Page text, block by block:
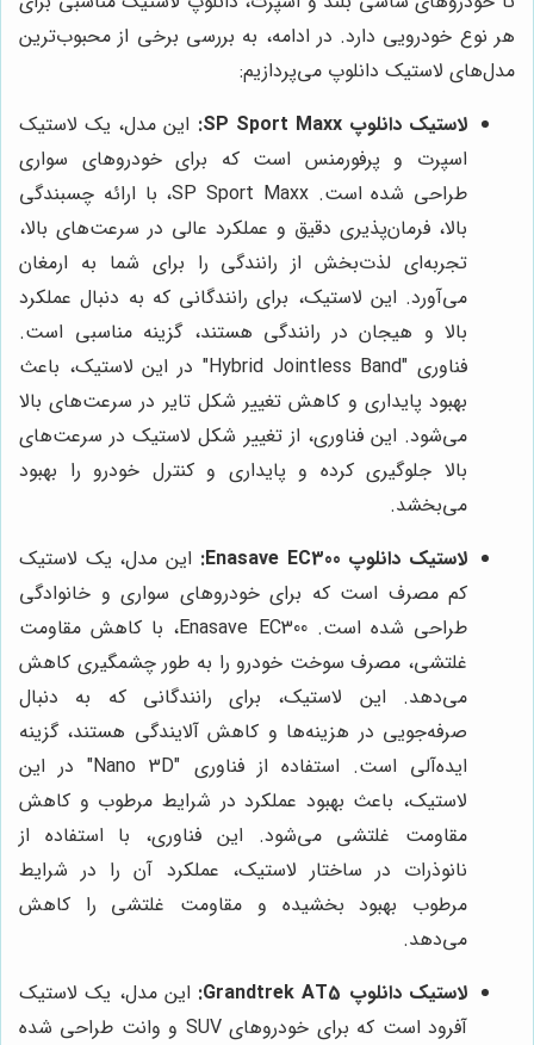
هر نوع خودرویی دارد. در ادامه، به بررسی برخی از محبوب‌ترین
مدل‌های لاستیک دانلوپ می‌پردازیم:
لاستیک دانلوپ SP Sport Maxx:
این مدل، یک لاستیک
اسپرت و پرفورمنس است که برای خودروهای سواری
طراحی شده است. SP Sport Maxx، با ارائه چسبندگی
بالا، فرمان‌پذیری دقیق و عملکرد عالی در سرعت‌های بالا،
تجربه‌ای لذت‌بخش از رانندگی را برای شما به ارمغان
می‌آورد. این لاستیک، برای رانندگانی که به دنبال عملکرد
بالا و هیجان در رانندگی هستند، گزینه مناسبی است.
فناوری "Hybrid Jointless Band" در این لاستیک، باعث
بهبود پایداری و کاهش تغییر شکل تایر در سرعت‌های بالا
می‌شود. این فناوری، از تغییر شکل لاستیک در سرعت‌های
بالا جلوگیری کرده و پایداری و کنترل خودرو را بهبود
می‌بخشد.
لاستیک دانلوپ Enasave EC300:
این مدل، یک لاستیک
کم مصرف است که برای خودروهای سواری و خانوادگی
طراحی شده است. Enasave EC300، با کاهش مقاومت
غلتشی، مصرف سوخت خودرو را به طور چشمگیری کاهش
می‌دهد. این لاستیک، برای رانندگانی که به دنبال
صرفه‌جویی در هزینه‌ها و کاهش آلایندگی هستند، گزینه
ایده‌آلی است. استفاده از فناوری "Nano 3D" در این
لاستیک، باعث بهبود عملکرد در شرایط مرطوب و کاهش
مقاومت غلتشی می‌شود. این فناوری، با استفاده از
نانوذرات در ساختار لاستیک، عملکرد آن را در شرایط
مرطوب بهبود بخشیده و مقاومت غلتشی را کاهش
می‌دهد.
لاستیک دانلوپ Grandtrek AT5:
این مدل، یک لاستیک
آفرود است که برای خودروهای SUV و وانت طراحی شده